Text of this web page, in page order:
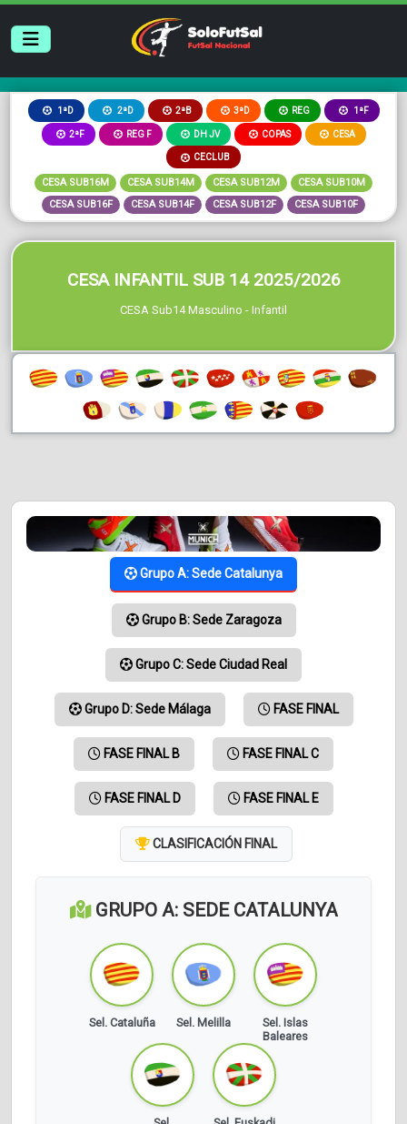
1ªD 2ªD 2ªB 3ªD REG 1ªF
2ªF REG F DH JV COPAS CESA
CECLUB
CESA SUB16M CESA SUB14M CESA SUB12M
CESA SUB10M
CESA SUB16F
CESA SUB14F CESA SUB12F CESA SUB10F
CESA INFANTIL SUB 14 2025/2026
CESA Sub14 Masculino - Infantil
Grupo A: Sede Catalunya
Grupo B: Sede Zaragoza
Grupo C: Sede Ciudad Real
Grupo D: Sede Málaga FASE FINAL
FASE FINAL B FASE FINAL C
FASE FINAL D FASE FINAL E
CLASIFICACIÓN FINAL
GRUPO A: SEDE CATALUNYA
Sel. Cataluña Sel. Melilla
Sel. Islas
Baleares